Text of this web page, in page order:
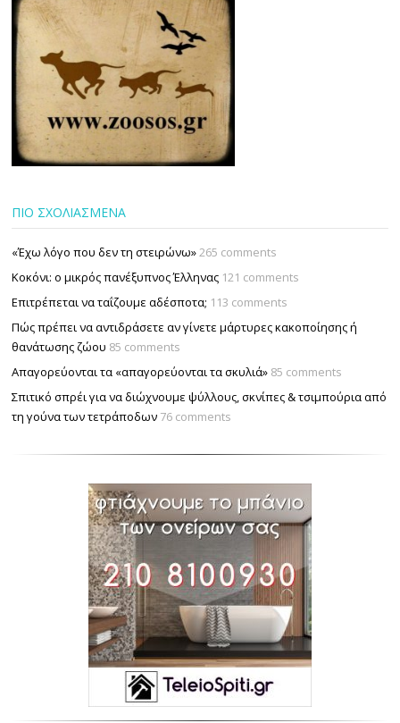
ΠΙΟ ΣΧΟΛΙΑΣΜΕΝΑ
«Έχω λόγο που δεν τη στειρώνω»265 comments
Κοκόνι: ο μικρός πανέξυπνος Έλληνας 121 comments
Επιτρέπεται να ταΐζουµε αδέσποτα; 113 comments
Πώς πρέπει να αντιδράσετε αν γίνετε μάρτυρες κακοποίησης ή
θανάτωσης ζώου 85 comments
Απαγορεύονται τα «απαγορεύονται τα σκυλιά» 85 comments
Σπιτικό σπρέι για να διώχνουμε ψύλλους, σκνίπες & τσιμπούρια από
τη γούνα των τετράποδων 76 comments